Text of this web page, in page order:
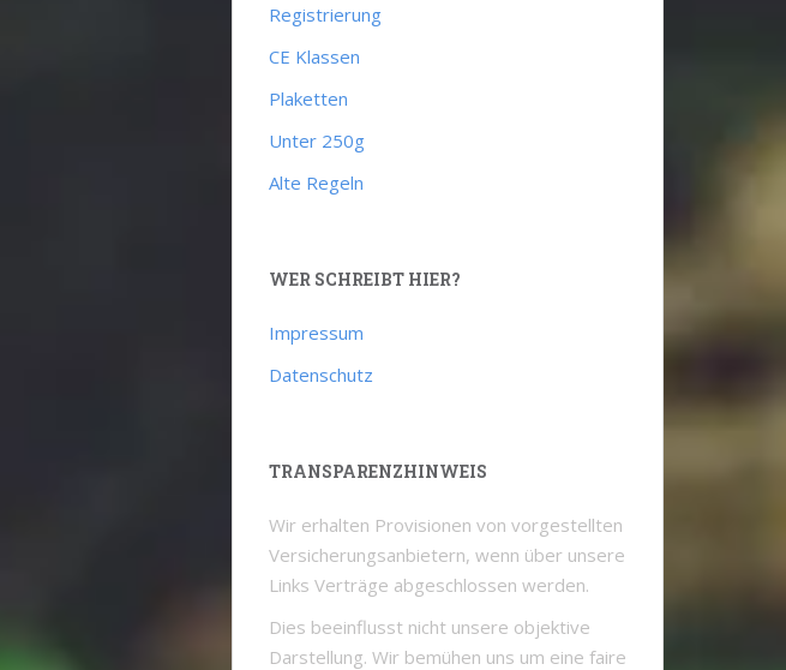
Registrierung
CE Klassen
Plaketten
Unter 250g
Alte Regeln
WER SCHREIBT HIER?
Impressum
Datenschutz
TRANSPARENZHINWEIS
Wir erhalten Provisionen von vorgestellten
Versicherungsanbietern, wenn über unsere
Links Verträge abgeschlossen werden.
Dies beeinflusst nicht unsere objektive
Darstellung. Wir bemühen uns um eine faire